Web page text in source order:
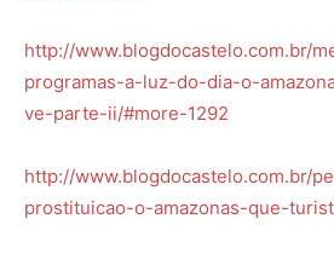
http://www.blogdocastelo.com.br/
programas-a-luz-do-dia-o-
ve-parte-ii/#more-1292
http://www.blogdocastelo.com.br/
prostituicao-o-amazonas-que-